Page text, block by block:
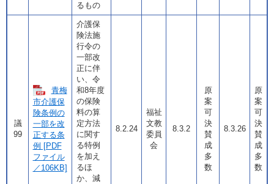
るもの
議
99
青梅
市介護保
険条例の
一部を改
正する条
例 [PDF
ファイル
／106KB]
介護保
険法施
行令の
一部改
正に伴
い、令
和8年度
の保険
料の算
定方法
に関す
る特例
を加え
るほ
か、減
8.2.24
福祉
文教
委員
会
8.3.2
原
案
可
決
賛
成
多
数
8.3.26
原
案
可
決
賛
成
多
数